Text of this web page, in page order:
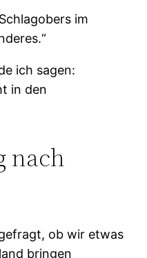
im
ich sagen:
in den
nach
ob wir etwas
bringen